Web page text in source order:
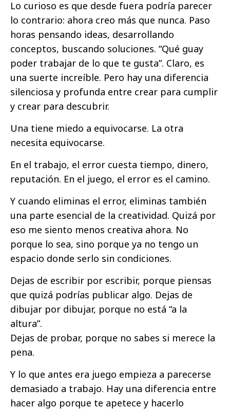
Lo curioso es que desde fuera podría parecer
lo contrario: ahora creo más que nunca. Paso
horas pensando ideas, desarrollando
conceptos, buscando soluciones. “Qué guay
poder trabajar de lo que te gusta”. Claro, es
una suerte increíble. Pero hay una diferencia
silenciosa y profunda entre crear para cumplir
y crear para descubrir.
Una tiene miedo a equivocarse. La otra
necesita equivocarse.
En el trabajo, el error cuesta tiempo, dinero,
reputación. En el juego, el error es el camino.
Y cuando eliminas el error, eliminas también
una parte esencial de la creatividad. Quizá por
eso me siento menos creativa ahora. No
porque lo sea, sino porque ya no tengo un
espacio donde serlo sin condiciones.
Dejas de escribir por escribir, porque piensas
que quizá podrías publicar algo. Dejas de
dibujar por dibujar, porque no está “a la
altura”.
Dejas de probar, porque no sabes si merece la
pena.
Y lo que antes era juego empieza a parecerse
demasiado a trabajo. Hay una diferencia entre
hacer algo porque te apetece y hacerlo